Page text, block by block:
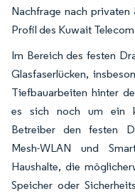
Nachfrage nach privaten
Profil des Kuwait
Im Bereich des festen
Glasfaserlücken,
Tiefbauarbeiten hinter
es sich noch um ein
Betreiber den festen
Mesh-WLAN und
Haushalte, die
Speicher oder